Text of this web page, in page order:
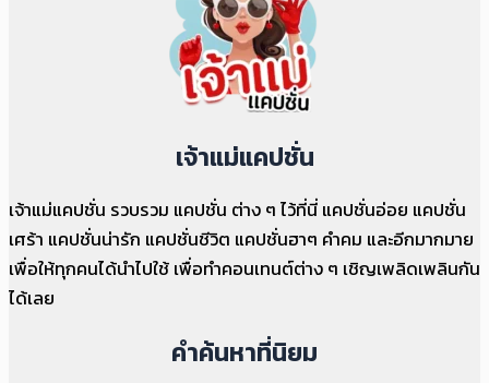
เจ้าแม่แคปชั่น
เจ้าแม่แคปชั่น รวบรวม แคปชั่น ต่าง ๆ ไว้ที่นี่ แคปชั่นอ่อย แคปชั่น
เศร้า แคปชั่นน่ารัก แคปชั่นชีวิต แคปชั่นฮาๆ คำคม และอีกมากมาย
เพื่อให้ทุกคนได้นำไปใช้ เพื่อทำคอนเทนต์ต่าง ๆ เชิญเพลิดเพลินกัน
ได้เลย
คำค้นหาที่นิยม